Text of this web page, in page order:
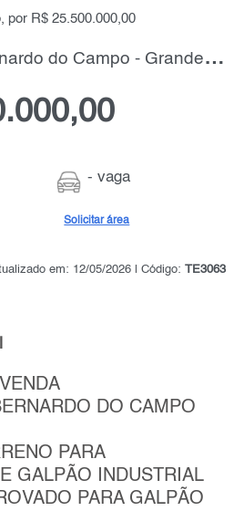
por R$ 25.500.000,00
do Campo - Grande ABC
- vaga
Solicitar área
em: 12/05/2026 | Código: TE3063
DO CAMPO
PARA
GALPÃO INDUSTRIAL
PARA GALPÃO